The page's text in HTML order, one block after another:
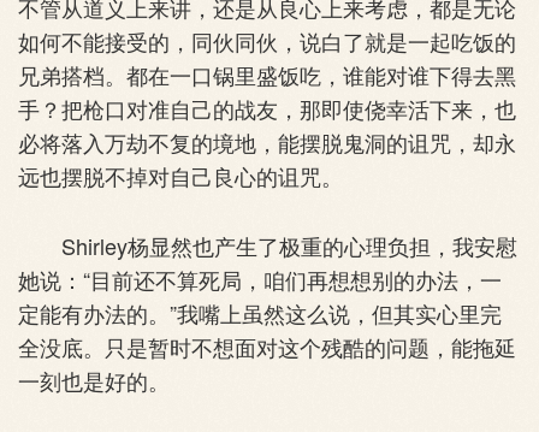
不管从道义上来讲，还是从良心上来考虑，都是无论
如何不能接受的，同伙同伙，说白了就是一起吃饭的
兄弟搭档。都在一口锅里盛饭吃，谁能对谁下得去黑
手？把枪口对准自己的战友，那即使侥幸活下来，也
必将落入万劫不复的境地，能摆脱鬼洞的诅咒，却永
远也摆脱不掉对自己良心的诅咒。
Shirley杨显然也产生了极重的心理负担，我安慰
她说：“目前还不算死局，咱们再想想别的办法，一
定能有办法的。”我嘴上虽然这么说，但其实心里完
全没底。只是暂时不想面对这个残酷的问题，能拖延
一刻也是好的。